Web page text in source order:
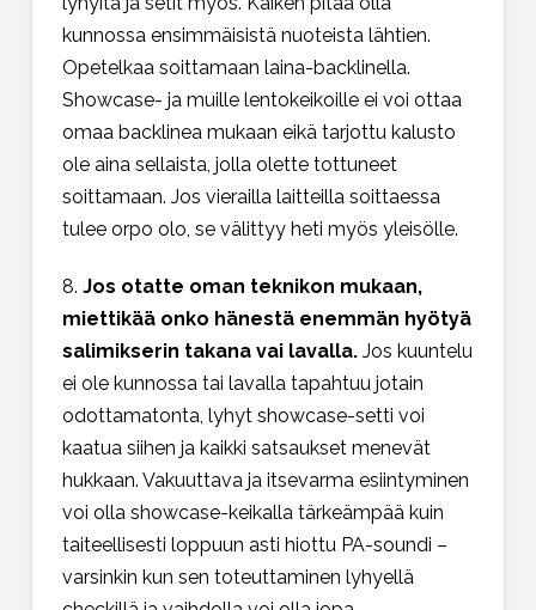
kunnossa ensimmäisistä nuoteista lähtien.
Opetelkaa soittamaan laina-backlinella.
Showcase- ja muille lentokeikoille ei voi ottaa
omaa backlinea mukaan eikä tarjottu kalusto
ole aina sellaista, jolla olette tottuneet
soittamaan. Jos vierailla laitteilla soittaessa
tulee orpo olo, se välittyy heti myös yleisölle.
8. Jos otatte oman teknikon mukaan,
miettikää onko hänestä enemmän hyötyä
salimikserin takana vai lavalla.Jos kuuntelu
ei ole kunnossa tai lavalla tapahtuu jotain
odottamatonta, lyhyt showcase-setti voi
kaatua siihen ja kaikki satsaukset menevät
hukkaan. Vakuuttava ja itsevarma esiintyminen
voi olla showcase-keikalla tärkeämpää kuin
taiteellisesti loppuun asti hiottu PA-soundi –
varsinkin kun sen toteuttaminen lyhyellä